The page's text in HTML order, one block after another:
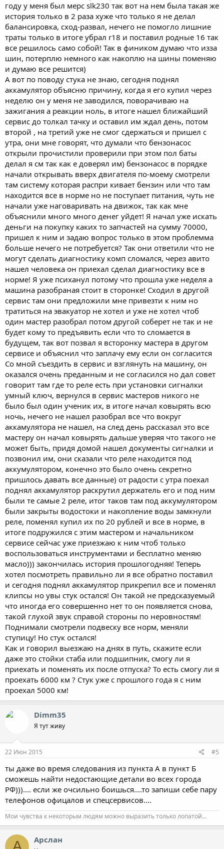
году у меня был мерс slk230 так вот на нем была такая же
история только в 2 раза хуже что только я не делал
балансировка, сход-развал, нечего не помогло лишние
траты только в итоге убрал r18 и поставил родные 16 так
все решилось само собой! Так в фиником думаю что изза
шин, потерплю немного как накоплю на шины поменяю
и думаю все решится)
А вот по поводу стука не знаю, сегодня поднял
аккамулятор объясню причину, когда я его купил через
неделю он у меня не заводился, поворачиваю на
зажигания а реакции ноль, в итоге нашел ближайший
сервис до толкал тачку и оставил им ждал день, потом
второй , на третий уже не смог сдержаться и пришел с
утра, они мне говорят, что думали что бензонасос
открыли прочистили проверили при этом пол баты
делал я см так как е доверял им) бензонасос в порядке
начали открывать вверх двигателя по-моему смотрели
там систему которая распри кивает бензин или что там
находится все в норме но не поступает питания, чуть не
начали уже наговаривать на движок, так как мне
объяснили много много денег уйдет! Я начал уже искать
деньги на покупку каких то запчастей на сумму 70000,
пришел к ним и задаю вопрос только в этом проблемма
больше нечего не потребуется? Так они ответили что не
могут сделать диагностику комп сломался, через авито
нашел человека он приехал сделал диагностику все в
норме! Я уже психанул потому что прошла уже неделя а
машина разобраная стоит в сторонке! Сходил в другой
сервис там они предложили мне привезти к ним но
тратиться на эвакуатор не хотел и уже не хотел чтоб
один мастер разобрал потом другой соберет не так и не
будет кому то предъявить если что то сломается в
будущем, так вот позвал я всторонку мастера в другом
сервисе и объяснил что заплачу ему если он согласится
Со мной съездить в сервис и взглянуть на машину, он
оказался очень преданным и не согласился но дал совет
говорит там где то реле есть при установки сигналки
умный ключ, вернулся в сервис мастеров никого не
было был один ученик их, в итоге начал ковырять всю
ночь, нечего не нашел разобрал все что вокруг
аккамулятора не нашел, на след день рассказал это все
мастеру он начал ковырять дальше уверяя что такого не
может быть, придя домой нашел документы сигналки и
позвонил им, они сказали что реле находится под
аккумулятором, конечно это было очень секретно
пришлось давать все данные) от радости с утра поехал
поднял аккамулятор раскрутил держатель его и под ним
были те самые 2 реле, итог таков там под аккумулятором
были закрыты водостоки и накопление воды замкнули
реле, поменял купил их по 20 рублей и все в норме, в
итоге подружился с этим мастером и начальником
сервисе сейчас уже приезжаю к ним чтоб только
воспользоваться инструментами и бесплатно меняю
масло))) закончилась история прошлогодняя! Теперь
хотел посмотреть правильно ли я все обратно поставил
и сегодня поднял аккамулятор прикрепил все и поменял
клипсы но увы стук остался! Он такой не предсказуемый
что иногда его совершенно нет то он появляется снова,
такой глухой звук справой стороны по неровностям!
Поднимали смотрели подвеску все норм, меняли
ступицу! Но стук остался!
Как и говорил выезжаю на днях в путь, скажите если
даже это стойки стаба или подшипник, смогу ли я
приехать и поменять их после отпуска? То есть смогу ли я
проехать 6000 км ? Стук уже с прошлого года я с ним
проехал 5000 км!
Dimm35
Я тут живу
22 Июн 2015 #5
ты даже во время следования из пункта А в пункт Б
сможешь найти недостающие детали во всех города
РФ))).... если же очсильно боишься....то запиши себе пару
телефонов офицалов и спецсервисов....
Мои чувства к некоторым людям можно выразить только лопатой...
Арслан